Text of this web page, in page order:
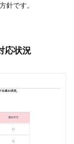
針です。
応状況